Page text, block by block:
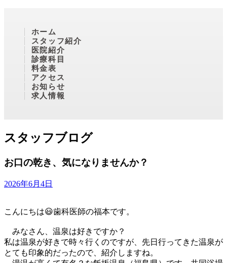
ホーム
スタッフ紹介
医院紹介
診療科目
料金表
アクセス
お知らせ
求人情報
スタッフブログ
お口の乾き、気になりませんか？
2026年6月4日
こんにちは😃歯科医師の福本です。
みなさん、温泉は好きですか？
私は温泉が好きで時々行くのですが、先日行ってきた温泉が
とても印象的だったので、紹介しますね。